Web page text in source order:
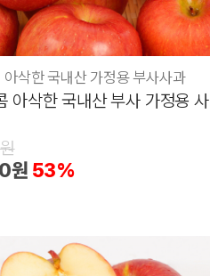
아삭한 국내산 가정용 부사사과
아삭한 국내산 부사 가정용 사
원 53%